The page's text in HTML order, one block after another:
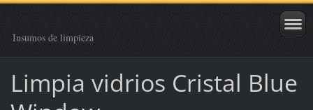
Insumos de limpieza
Limpia vidrios Cristal Blue